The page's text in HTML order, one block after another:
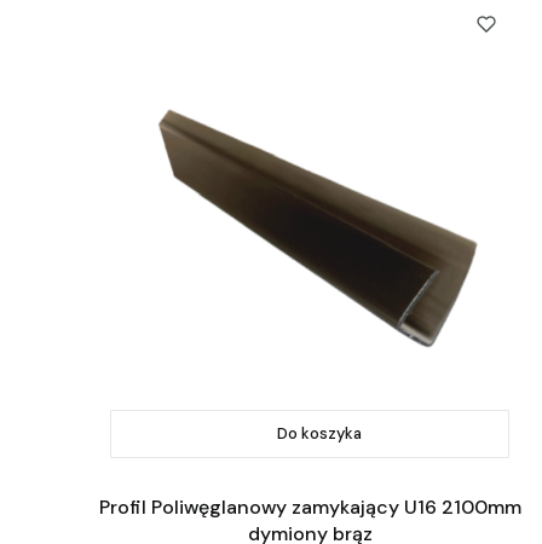
Do koszyka
Profil Poliwęglanowy zamykający U16 2100mm
dymiony brąz